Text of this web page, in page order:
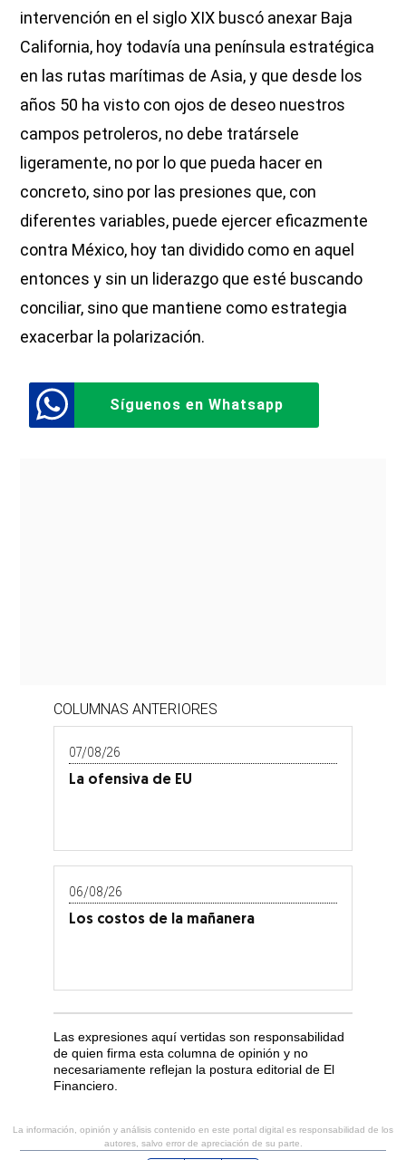
intervención en el siglo XIX buscó anexar Baja
California, hoy todavía una península estratégica
en las rutas marítimas de Asia, y que desde los
años 50 ha visto con ojos de deseo nuestros
campos petroleros, no debe tratársele
ligeramente, no por lo que pueda hacer en
concreto, sino por las presiones que, con
diferentes variables, puede ejercer eficazmente
contra México, hoy tan dividido como en aquel
entonces y sin un liderazgo que esté buscando
conciliar, sino que mantiene como estrategia
exacerbar la polarización.
Síguenos en Whatsapp
COLUMNAS ANTERIORES
07/08/26
La ofensiva de EU
06/08/26
Los costos de la mañanera
Las expresiones aquí vertidas son responsabilidad
de quien firma esta columna de opinión y no
necesariamente reflejan la postura editorial de El
Financiero.
La información, opinión y análisis contenido en este portal digital es responsabilidad de los
autores, salvo error de apreciación de su parte.